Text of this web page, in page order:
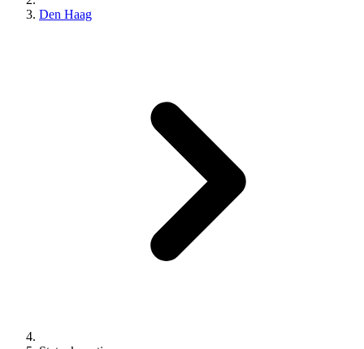
Den Haag